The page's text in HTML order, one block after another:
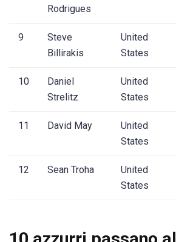
Rodrigues
9
Steve
Billirakis
United
States
10
Daniel
Strelitz
United
States
11 David May
United
States
12 Sean Troha
United
States